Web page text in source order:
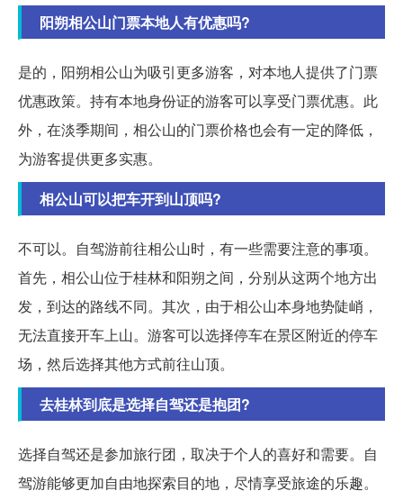
阳朔相公山门票本地人有优惠吗?
是的，阳朔相公山为吸引更多游客，对本地人提供了门票
优惠政策。持有本地身份证的游客可以享受门票优惠。此
外，在淡季期间，相公山的门票价格也会有一定的降低，
为游客提供更多实惠。
相公山可以把车开到山顶吗?
不可以。自驾游前往相公山时，有一些需要注意的事项。
首先，相公山位于桂林和阳朔之间，分别从这两个地方出
发，到达的路线不同。其次，由于相公山本身地势陡峭，
无法直接开车上山。游客可以选择停车在景区附近的停车
场，然后选择其他方式前往山顶。
去桂林到底是选择自驾还是抱团?
选择自驾还是参加旅行团，取决于个人的喜好和需要。自
驾游能够更加自由地探索目的地，尽情享受旅途的乐趣。